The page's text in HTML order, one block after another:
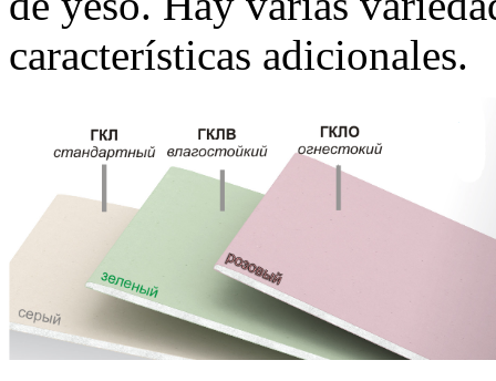
características adicionales.